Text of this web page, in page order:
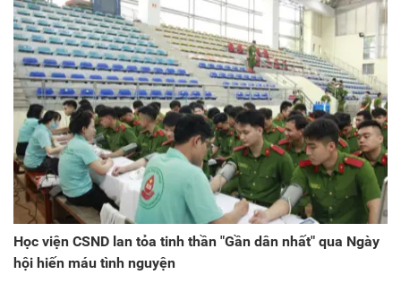
Học viện CSND lan tỏa tinh thần "Gần dân nhất" qua Ngày
hội hiến máu tình nguyện